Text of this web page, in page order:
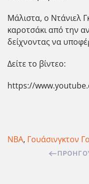
Μάλιστα, ο Ντάνιελ
καροτσάκι από την
δείχνοντας να
Δείτε το βίντεο:
https://
NBA, Γουάσινγκτον